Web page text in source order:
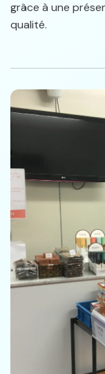
grâce à une
qualité.